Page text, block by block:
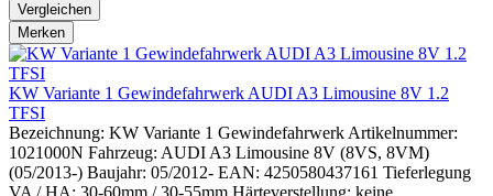
Vergleichen
Merken
KW Variante 1 Gewindefahrwerk AUDI A3 Limousine 8V 1.2
TFSI
Bezeichnung: KW Variante 1 Gewindefahrwerk Artikelnummer:
1021000N Fahrzeug: AUDI A3 Limousine 8V (8VS, 8VM)
(05/2013-) Baujahr: 05/2012- EAN: 4250580437161 Tieferlegung
VA / HA: 30-60mm / 30-55mm Härteverstellung: keine